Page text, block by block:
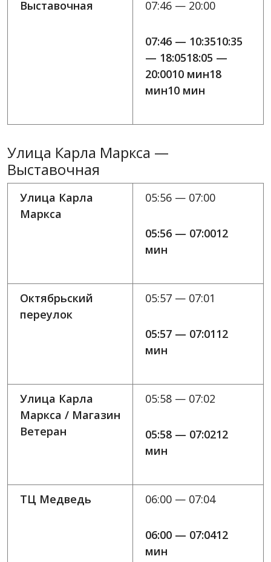
Выставочная 07:46 — 20:00
07:46 — 10:3510:35
— 18:0518:05 —
20:0010 мин18
мин10 мин
Улица Карла Маркса —
Выставочная
Улица Карла
Маркса
05:56 — 07:00
05:56 — 07:0012
мин
Октябрьский
переулок
05:57 — 07:01
05:57 — 07:0112
мин
Улица Карла
Маркса / Магазин
Ветеран
05:58 — 07:02
05:58 — 07:0212
мин
ТЦ Медведь 06:00 — 07:04
06:00 — 07:0412
мин